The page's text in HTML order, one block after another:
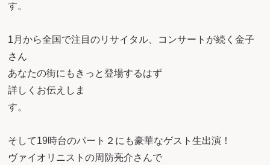
す
1月から全国で注目のリサイタル、コンサートが続く金子
さん
あなたの街にもきっと登場するはず
詳しくお伝えしま
そして19時台のパート２にも豪華なゲスト生出演！
ヴァイオリニストの周防亮介さんで